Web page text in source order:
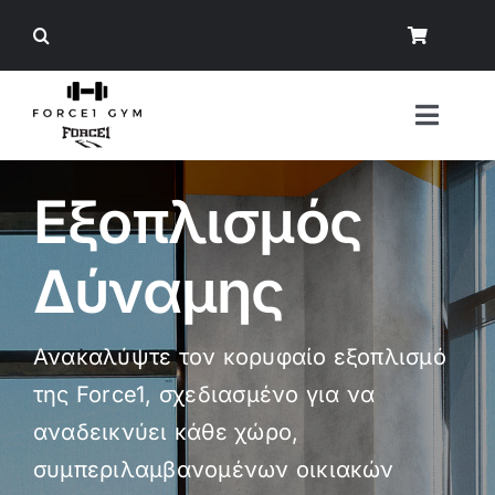
περιεχόμενο
Αναζήτηση
για:
Όργανα Γυμναστικής
Εξοπλισμός Δύναμης
Άρση Βαρών
Εξοπλισμός Crossfit/ Ενδυνάμωση
Φυσική Κατάσταση
Εξοπλισμός
Δύναμης
Ανακαλύψτε τον κορυφαίο εξοπλισμό
της Force1, σχεδιασμένο για να
αναδεικνύει κάθε χώρο,
συμπεριλαμβανομένων οικιακών